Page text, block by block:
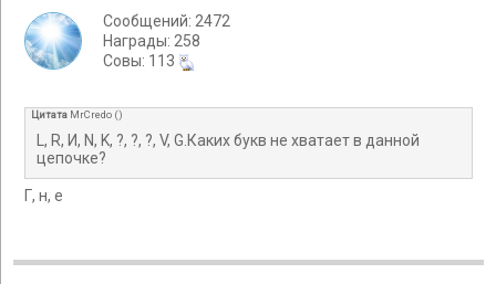
Сообщений: 2472
Награды: 258
Cовы: 113
Цитата MrCredo ()
L, R, И, N, K, ?, ?, ?, V, G.Каких букв не хватает в данной
цепочке?
Г, н, е